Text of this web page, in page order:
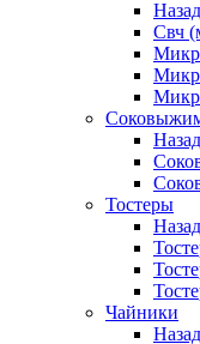
Назад
Свч
Назад
Тостеры
Назад
Чайники
Назад